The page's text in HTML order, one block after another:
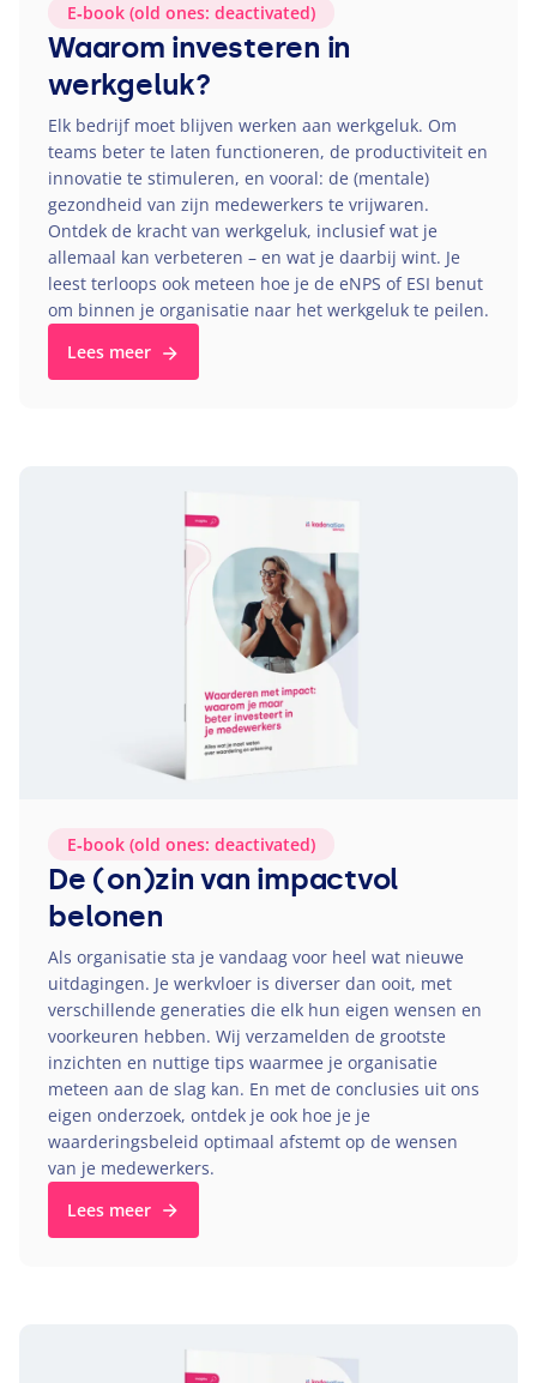
E‑book (old ones: deactivated)
Waarom investeren in
werkgeluk?
Elk bedrijf moet blijven werken aan werkgeluk. Om
teams beter te laten functioneren, de productiviteit en
innovatie te stimuleren, en vooral: de (mentale)
gezondheid van zijn medewerkers te vrijwaren.
Ontdek de kracht van werkgeluk, inclusief wat je
allemaal kan verbeteren – en wat je daarbij wint. Je
leest terloops ook meteen hoe je de eNPS of ESI benut
om binnen je organisatie naar het werkgeluk te peilen.
Lees meer
E‑book (old ones: deactivated)
De (on)zin van impactvol
belonen
Als organisatie sta je vandaag voor heel wat nieuwe
uitdagingen. Je werkvloer is diverser dan ooit, met
verschillende generaties die elk hun eigen wensen en
voorkeuren hebben. Wij verzamelden de grootste
inzichten en nuttige tips waarmee je organisatie
meteen aan de slag kan. En met de conclusies uit ons
eigen onderzoek, ontdek je ook hoe je je
waarderingsbeleid optimaal afstemt op de wensen
van je medewerkers.
Lees meer